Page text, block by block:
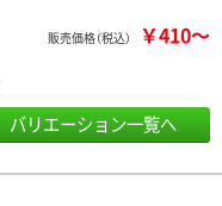
販売価格（税込） ￥410～
バリエーション一覧へ